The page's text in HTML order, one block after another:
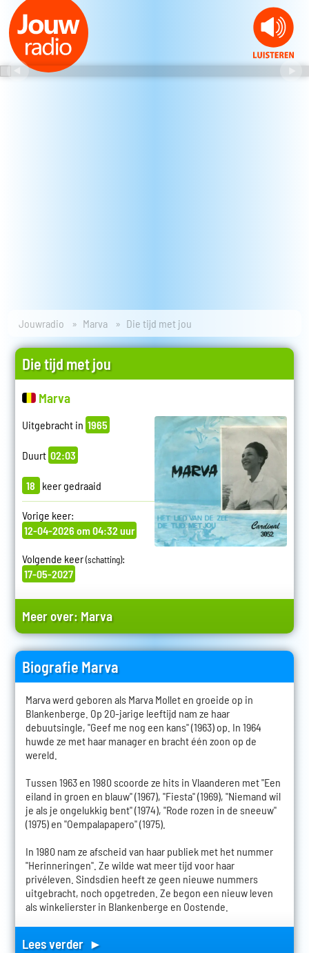
Jouwradio Marva Die tijd met jou
Die tijd met jou
Marva
Uitgebracht in 1965
Duurt 02:03
18 keer gedraaid
Vorige keer:
12-04-2026 om 04:32 uur
Volgende keer(schatting):
17-05-2027
Meer over: Marva
Biografie Marva
Marva werd geboren als Marva Mollet en groeide op in
Blankenberge. Op 20-jarige leeftijd nam ze haar
debuutsingle, "Geef me nog een kans" (1963) op. In 1964
huwde ze met haar manager en bracht één zoon op de
wereld.
Tussen 1963 en 1980 scoorde ze hits in Vlaanderen met "Een
eiland in groen en blauw" (1967), "Fiesta" (1969), "Niemand wil
je als je ongelukkig bent" (1974), "Rode rozen in de sneeuw"
(1975) en "Oempalapapero" (1975).
In 1980 nam ze afscheid van haar publiek met het nummer
"Herinneringen". Ze wilde wat meer tijd voor haar
privéleven. Sindsdien heeft ze geen nieuwe nummers
uitgebracht, noch opgetreden. Ze begon een nieuw leven
als winkelierster in Blankenberge en Oostende.
Lees verder ►